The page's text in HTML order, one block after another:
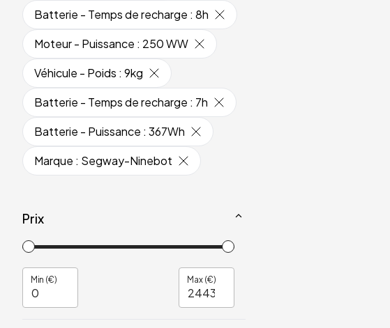
Batterie - Temps de recharge : 8h
Moteur - Puissance : 250 WW
Véhicule - Poids : 9kg
Batterie - Temps de recharge : 7h
Batterie - Puissance : 367Wh
Marque : Segway-Ninebot
Prix
Min (€) Max (€)